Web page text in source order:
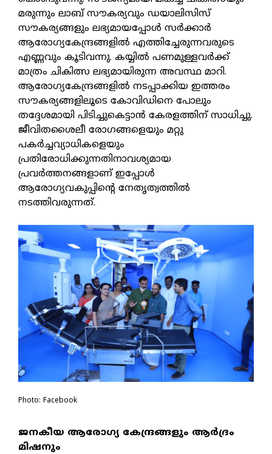
മരുന്നും ലാബ് സൗകര്യവും ഡയാലിസിസ്
സൗകര്യങ്ങളും ലഭ്യമായപ്പോള്‍ സര്‍ക്കാര്‍
ആരോഗ്യകേന്ദ്രങ്ങളില്‍ എത്തിച്ചേരുന്നവരുടെ
എണ്ണവും കൂടിവന്നു. കയ്യില്‍ പണമുള്ളവര്‍ക്ക്
മാത്രം ചികിത്സ ലഭ്യമായിരുന്ന അവസ്ഥ മാറി.
ആരോഗ്യകേന്ദ്രങ്ങളില്‍ നടപ്പാക്കിയ ഇത്തരം
സൗകര്യങ്ങളിലൂടെ കോവിഡിനെ പോലും
തദ്ദേശമായി പിടിച്ചുകെട്ടാന്‍ കേരളത്തിന് സാധിച്ചു.
ജീവിതശൈലീ രോഗങ്ങളെയും മറ്റു
പകര്‍ച്ചവ്യാധികളെയും
പ്രതിരോധിക്കുന്നതിനാവശ്യമായ
പ്രവര്‍ത്തനങ്ങളാണ് ഇപ്പോള്‍
ആരോഗ്യവകുപ്പിന്റെ നേതൃത്വത്തില്‍
നടത്തിവരുന്നത്.
Photo: Facebook
ജനകീയ ആരോഗ്യ കേന്ദ്രങ്ങളും ആര്‍ദ്രം
മിഷനും